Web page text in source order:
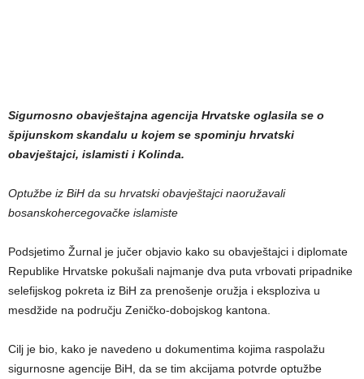
Sigurnosno obavještajna agencija Hrvatske oglasila se o
špijunskom skandalu u kojem se spominju hrvatski
obavještajci, islamisti i Kolinda.
Optužbe iz BiH da su hrvatski obavještajci naoružavali
bosanskohercegovačke islamiste
Podsjetimo Žurnal je jučer objavio kako su obavještajci i diplomate
Republike Hrvatske pokušali najmanje dva puta vrbovati pripadnike
selefijskog pokreta iz BiH za prenošenje oružja i eksploziva u
mesdžide na području Zeničko-dobojskog kantona.
Cilj je bio, kako je navedeno u dokumentima kojima raspolažu
sigurnosne agencije BiH, da se tim akcijama potvrde optužbe